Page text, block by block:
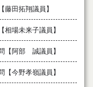
田拓翔議員】
場未来子議員】
【阿部 誠議員】
今野孝嶺議員】